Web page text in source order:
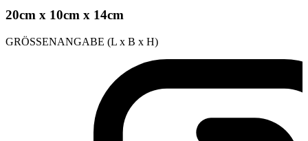
20cm x 10cm x 14cm
GRÖSSENANGABE (L x B x H)